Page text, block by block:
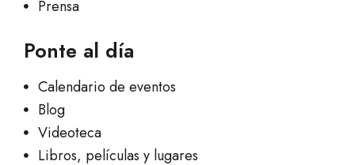
Prensa
Ponte al día
Calendario de eventos
Blog
Videoteca
Libros, películas y lugares